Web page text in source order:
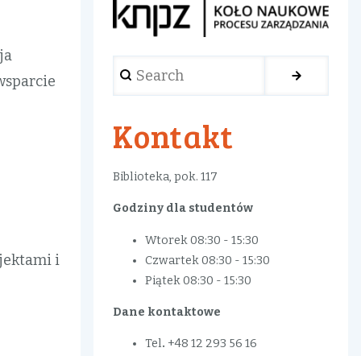
i
Search
Kontakt
Biblioteka, pok. 117
Godziny dla studentów
Wtorek 08:30 - 15:30
Czwartek 08:30 - 15:30
Piątek 08:30 - 15:30
Dane kontaktowe
Tel. +48 12 293 56 16